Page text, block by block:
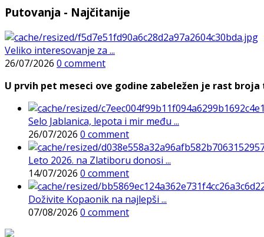
Putovanja - Najčitanije
Veliko interesovanje za ...
26/07/2026 0 comment
U prvih pet meseci ove godine zabeležen je rast
Selo Jablanica, lepota i mir među ...
26/07/2026 0 comment
Leto 2026. na Zlatiboru donosi ...
14/07/2026 0 comment
Doživite Kopaonik na najlepši ...
07/08/2026 0 comment